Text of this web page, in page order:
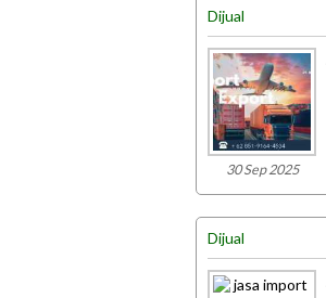
Dijual
30 Sep 2025
Dijual